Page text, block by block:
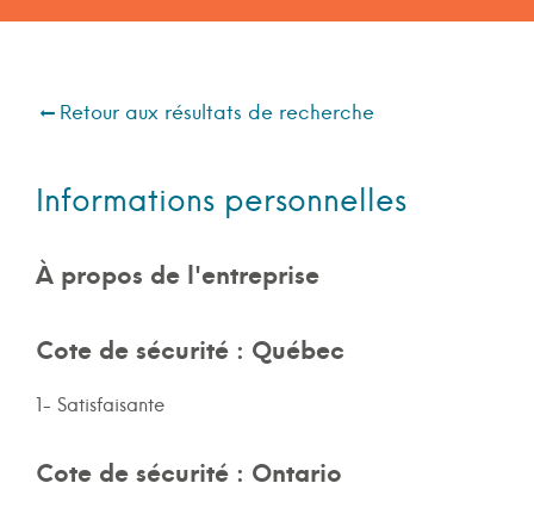
Retour aux résultats de recherche
Informations personnelles
À propos de l'entreprise
Cote de sécurité : Québec
1- Satisfaisante
Cote de sécurité : Ontario